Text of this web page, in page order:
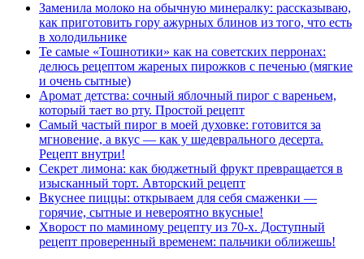
Заменила молоко на обычную минералку: рассказываю,
как приготовить гору ажурных блинов из того, что есть
в холодильнике
Те самые «Тошнотики» как на советских перронах:
делюсь рецептом жареных пирожков с печенью (мягкие
и очень сытные)
Аромат детства: сочный яблочный пирог с вареньем,
который тает во рту. Простой рецепт
Самый частый пирог в моей духовке: готовится за
мгновение, а вкус — как у шедеврального десерта.
Рецепт внутри!
Секрет лимона: как бюджетный фрукт превращается в
изысканный торт. Авторский рецепт
Вкуснее пиццы: открываем для себя смаженки —
горячие, сытные и невероятно вкусные!
Хворост по маминому рецепту из 70-х. Доступный
рецепт проверенный временем: пальчики оближешь!